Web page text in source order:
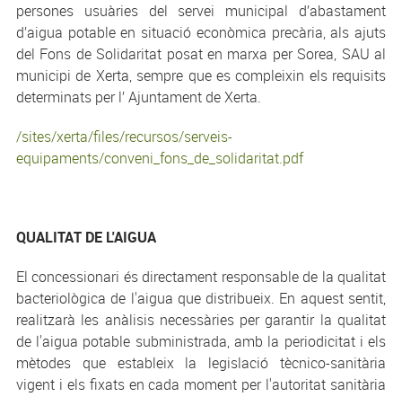
persones usuàries del servei municipal d’abastament
d’aigua potable en situació econòmica precària, als ajuts
del Fons de Solidaritat posat en marxa per Sorea, SAU al
municipi de Xerta, sempre que es compleixin els requisits
determinats per l’ Ajuntament de Xerta.
/sites/xerta/files/recursos/serveis-
equipaments/conveni_fons_de_solidaritat.pdf
QUALITAT DE L'AIGUA
El concessionari és directament responsable de la qualitat
bacteriològica de l'aigua que distribueix. En aquest sentit,
realitzarà les anàlisis necessàries per garantir la qualitat
de l'aigua potable subministrada, amb la periodicitat i els
mètodes que estableix la legislació tècnico-sanitària
vigent i els fixats en cada moment per l'autoritat sanitària